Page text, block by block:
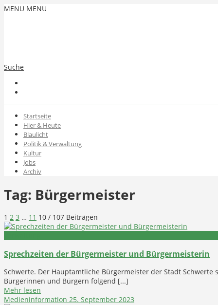
MENU MENU
Suche
Startseite
Hier & Heute
Blaulicht
Politik & Verwaltung
Kultur
Jobs
Archiv
Tag: Bürgermeister
1 2 3 … 11 10 / 107 Beiträgen
Sprechzeiten der Bürgermeister und Bürgermeisterin
Schwerte. Der Hauptamtliche Bürgermeister der Stadt
Bürgerinnen und Bürgern folgend [...]
Mehr lesen
Medieninformation 25. September 2023